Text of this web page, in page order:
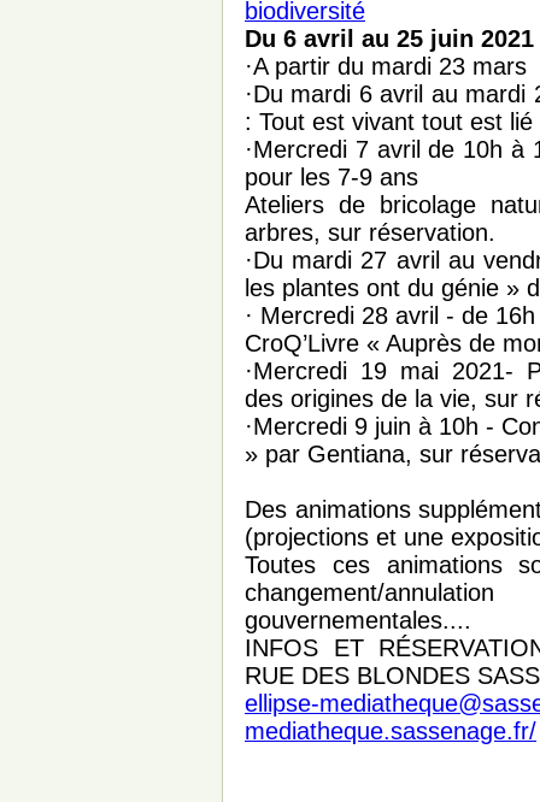
biodiversité
Du 6 avril au 25 juin 2021
·A partir du mardi 23
·Du mardi 6 avril au
: Tout est vivant tout est
·Mercredi 7 avril de 10h
pour les 7-9 ans
Ateliers de bricolage
arbres, sur réservation.
·Du mardi 27 avril au
les plantes ont du génie »
· Mercredi 28 avril - de
CroQ’Livre « Auprès de
·Mercredi 19 mai 2021-
des origines de la vie, sur
·Mercredi 9 juin à 10h -
» par Gentiana, sur
Des animations
(projections et une
Toutes ces animations
changement/
gouvernementales....
INFOS ET
RUE DES BLONDES
ellipse-
mediatheque.sassenage.fr/